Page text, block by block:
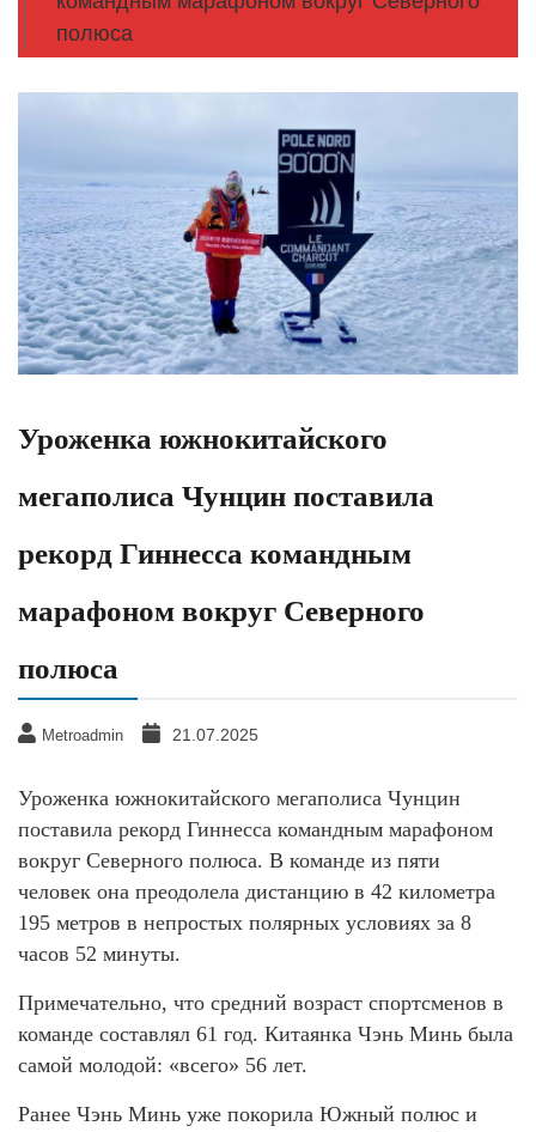
полюса
Уроженка южнокитайского
мегаполиса Чунцин поставила
рекорд Гиннесса командным
марафоном вокруг Северного
полюса
Metroadmin 21.07.2025
Уроженка южнокитайского мегаполиса Чунцин
поставила рекорд Гиннесса командным марафоном
вокруг Северного полюса. В команде из пяти
человек она преодолела дистанцию в 42 километра
195 метров в непростых полярных условиях за 8
часов 52 минуты.
Примечательно, что средний возраст спортсменов в
команде составлял 61 год. Китаянка Чэнь Минь была
самой молодой: «всего» 56 лет.
Ранее Чэнь Минь уже покорила Южный полюс и